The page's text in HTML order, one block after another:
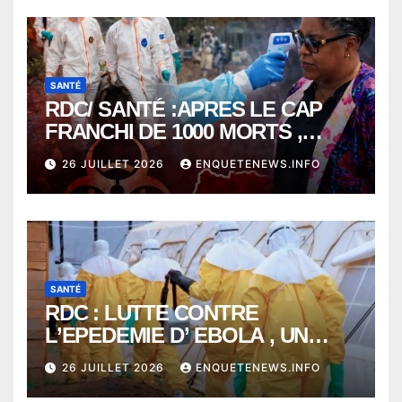
SANTÉ
RDC/ SANTÉ :APRES LE CAP
FRANCHI DE 1000 MORTS ,
EBOLA BAT SON RECORD AVEC
PLUS DE 400 DÉCÈS EN
SEULEMENT UNE SEMAINE
26 JUILLET 2026 ENQUETENEWS.INFO
SANTÉ
RDC : LUTTE CONTRE
L’EPEDEMIE D’ EBOLA , UN
MÉDECIN DE PLUS SUCCOMBE
À BUNIA
26 JUILLET 2026 ENQUETENEWS.INFO